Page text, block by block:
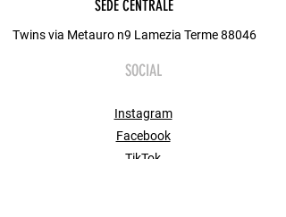
SEDE CENTRALE
Twins via Metauro n9 Lamezia Terme 88046
SOCIAL
Instagram
Facebook
TikTok